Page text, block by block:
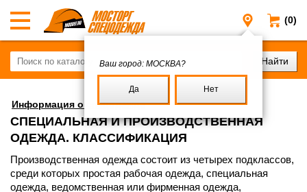
(0)
Москва
Ваш город: МОСКВА?
Да Нет
Информация о спецодежде
СПЕЦИАЛЬНАЯ И ПРОИЗВОДСТВЕННАЯ
ОДЕЖДА. КЛАССИФИКАЦИЯ
Производственная одежда состоит из четырех подклассов,
среди которых простая рабочая одежда, специальная
одежда, ведомственная или фирменная одежда,